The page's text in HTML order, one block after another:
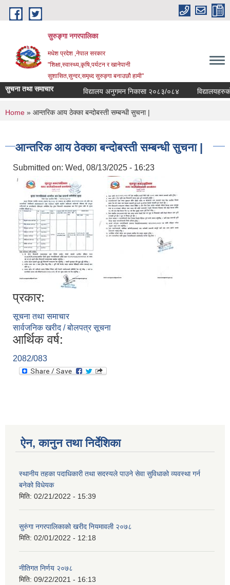
Skip to main content
सुरुङ्‍गा नगरपालिका
मधेश प्रदेश ,नेपाल सरकार
"शिक्षा,स्वास्थ्य,कृषि,पर्यटन र खानेपानी
सुशासित,सुन्दर,समृध्द सुरुङ्गा बनाउछौ हामी"
सुचना तथा समाचार विद्यालय अनुगमन निकासा २०८३/०८४
You are here
Home » आन्तरिक आय ठेक्का बन्दोबस्ती सम्बन्धी सुचना |
आन्तरिक आय ठेक्का बन्दोबस्ती सम्बन्धी सुचना |
Submitted on: Wed, 08/13/2025 - 16:23
प्रकार:
सूचना तथा समाचार
सार्वजनिक खरीद / बोलपत्र सूचना
आर्थिक वर्ष:
2082/083
ऐन, कानुन तथा निर्देशिका
स्थानीय तहका पदाधिकारी तथा सदस्यले पाउने सेवा सुविधाको व्यवस्था गर्न
बनेको विधेयक
मिति: 02/21/2022 - 15:39
सुरुंगा नगरपालिकाको खरीद नियमावली २०७८
मिति: 02/01/2022 - 12:18
नीतिगत निर्णय २०७८
मिति: 09/22/2021 - 16:13